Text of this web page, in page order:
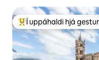
Í mestu uppáhaldi hjá
Í uppáhaldi hjá